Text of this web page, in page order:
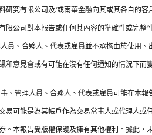
研究有限公司及/或南華金融向其或其各自的
限公司對本報告或任何其內容的準確性或完
員、合夥人、代表或雇員並不承擔由於使用
意見會或有可能在沒有任何通知的情況下而
、管理人員、合夥人、代表或雇員可能在本
易可能是為其帳戶作為交易當事人或代理人
。本報告受版權保護及擁有其他權利。據此